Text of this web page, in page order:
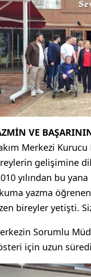
VE
Merkezi
gelişimine
yılından bu
yazma
bireyler yetişti.
Sorumlu
için uzun